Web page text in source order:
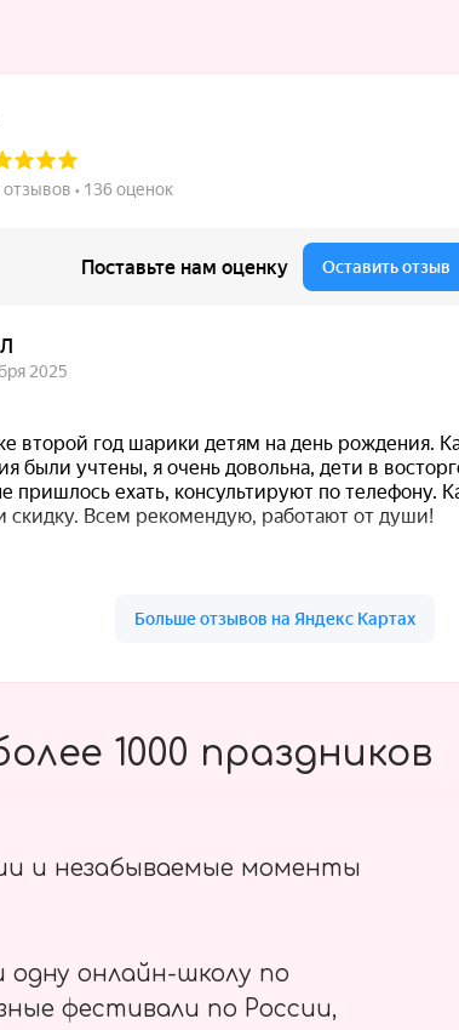
1000 праздников
и незабываемые моменты
онлайн-школу по
фестивали по России,